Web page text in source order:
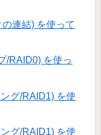
連結) を使って
/RAID0) を使っ
グ/RAID1) を使
グ/RAID1) を使